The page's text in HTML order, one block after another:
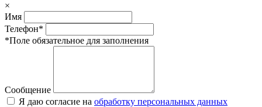
×
Имя
Телефон*
*Поле обязательное для заполнения
Сообщение
Я даю согласие на обработку персональных данных